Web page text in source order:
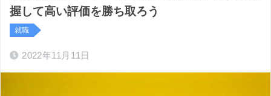
握して高い評価を勝ち取ろう
就職
2022年11月11日